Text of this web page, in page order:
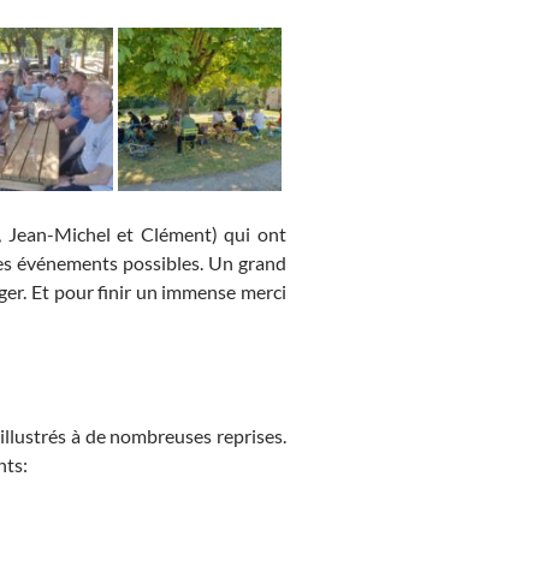
Jean-Michel et Clément) qui ont
événements possibles. Un grand
Et pour finir un immense merci
à de nombreuses reprises.